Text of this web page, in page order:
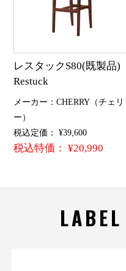
レスタックS80(既製品)
Restuck
メーカー：CHERRY（チェリ
ー）
税込定価： ¥39,600
税込特価： ¥20,990
LABEL